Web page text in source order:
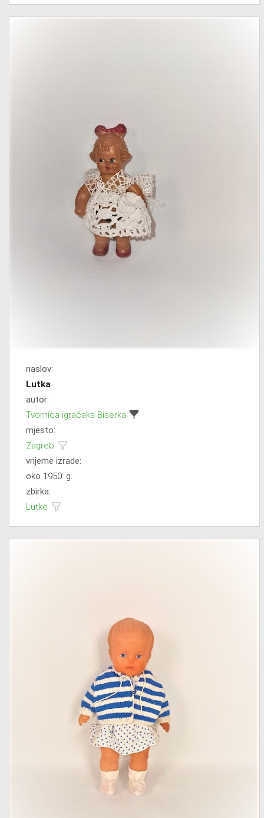
naslov:
Lutka
autor:
Tvornica igračaka Biserka
mjesto:
Zagreb
vrijeme izrade:
oko 1950. g.
zbirka:
Lutke